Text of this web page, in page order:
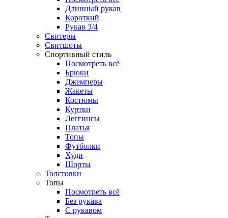
Длинный рукав
Короткий
Рукав 3/4
Свитеры
Свитшоты
Спортивный стиль
Посмотреть всё
Брюки
Джемперы
Жакеты
Костюмы
Куртки
Леггинсы
Платья
Топы
Футболки
Худи
Шорты
Толстовки
Топы
Посмотреть всё
Без рукава
С рукавом